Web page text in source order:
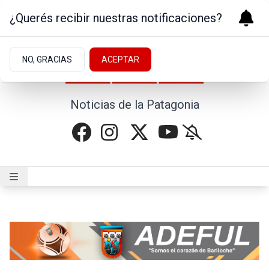
Noticias de la Patagonia
¿Querés recibir nuestras notificaciones?
NO, GRACIAS ACEPTAR